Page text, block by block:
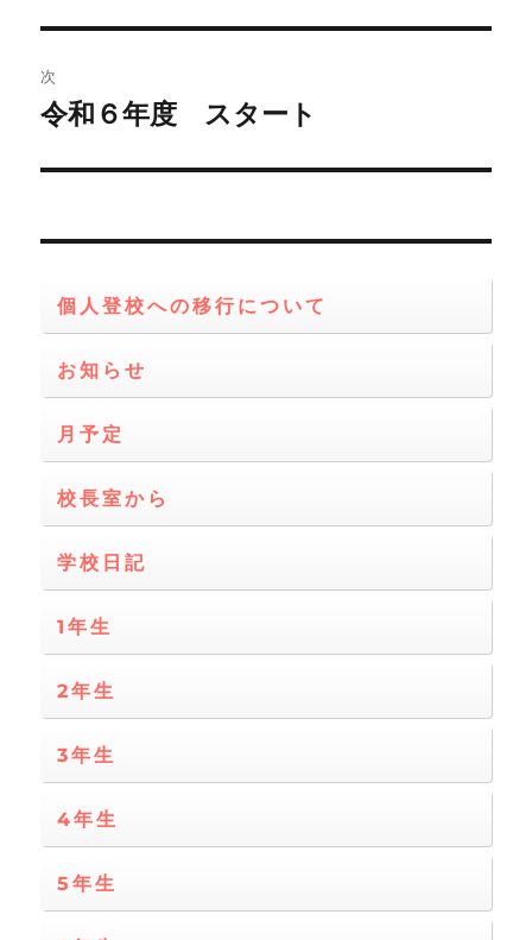
ビ
ゲ
ー
ン
投
稿:
次
次
投
令和６年度 スタート
個人登校への移行について
お知らせ
月予定
校長室から
学校日記
1年生
2年生
3年生
4年生
5年生